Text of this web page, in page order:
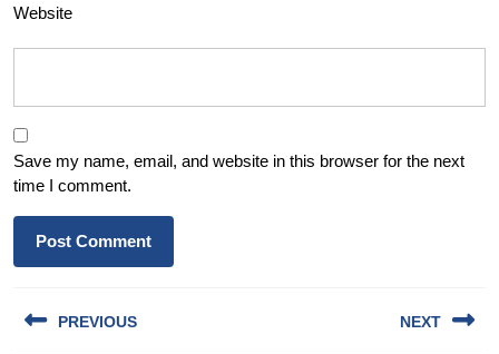
Website
Save my name, email, and website in this browser for the next
time I comment.
navigation
PREVIOUS NEXT